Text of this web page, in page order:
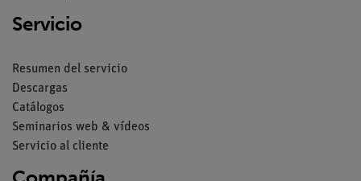
Servicio
Resumen del servicio
Descargas
Catálogos
Seminarios web & vídeos
Servicio al cliente